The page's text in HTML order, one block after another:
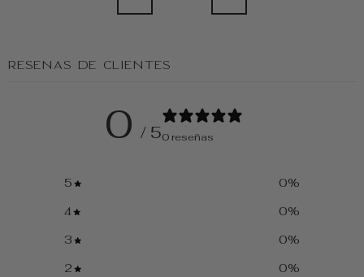
Reseñas de clientes
0 / 50 reseñas
5 0%
4
0%
3
0%
2
0%